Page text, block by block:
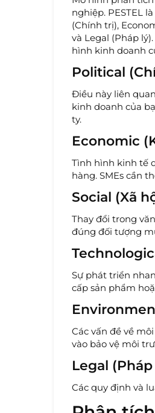
nghiệp. PESTEL
(Chính trị),
và Legal (Pháp
hình kinh doanh
Political
Điều này liên
kinh doanh của
ty.
Economic
Tình hình kinh tế
hàng. SMEs cần
Social (Xã
Thay đổi trong
đúng đối tượng
Sự phát triển
cấp sản phẩm
Các vấn đề về
vào bảo vệ môi
Legal (Pháp
Các quy định và